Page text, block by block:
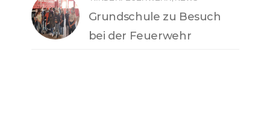
Grundschule zu Besuch
bei der Feuerwehr